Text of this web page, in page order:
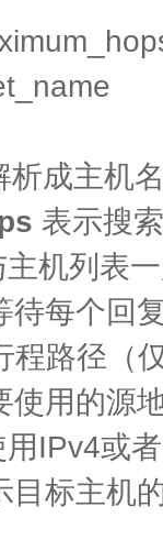
析成主机
表示搜
主机列表
待每个回
程路径（
使用的源
IPv4或
目标主机